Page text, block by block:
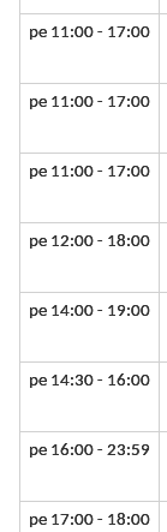
pe 11:00 - 17:00
pe 11:00 - 17:00
pe 11:00 - 17:00
pe 12:00 - 18:00
pe 14:00 - 19:00
pe 14:30 - 16:00
pe 16:00 - 23:59
pe 17:00 - 18:00